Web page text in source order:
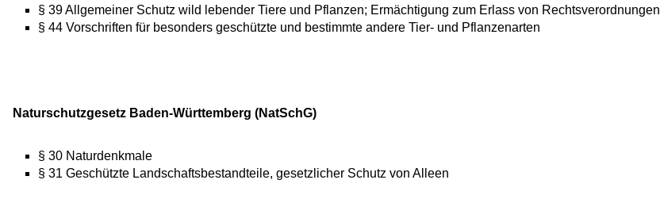
§ 39 Allgemeiner Schutz wild lebender Tiere und Pflanzen; Ermächtigung zum Erlass von Rechtsverordnungen
§ 44 Vorschriften für besonders geschützte und bestimmte andere Tier- und Pflanzenarten
Naturschutzgesetz Baden-Württemberg (NatSchG)
§ 30 Naturdenkmale
§ 31 Geschützte Landschaftsbestandteile, gesetzlicher Schutz von Alleen